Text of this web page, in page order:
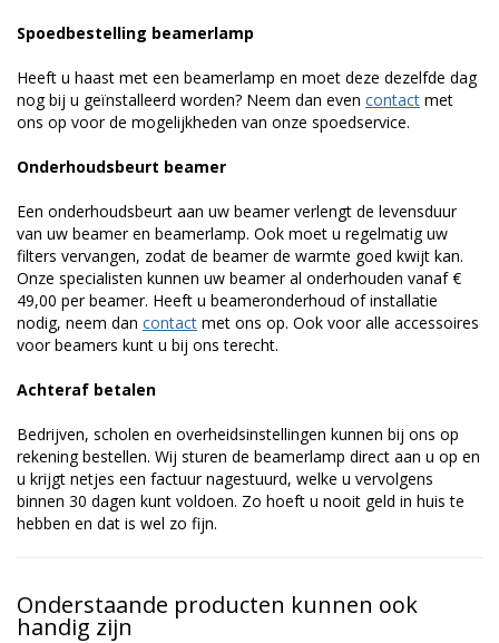
Spoedbestelling beamerlamp
Heeft u haast met een beamerlamp en moet deze dezelfde dag
nog bij u geïnstalleerd worden? Neem dan even contact met
ons op voor de mogelijkheden van onze spoedservice.
Onderhoudsbeurt beamer
Een onderhoudsbeurt aan uw beamer verlengt de levensduur
van uw beamer en beamerlamp. Ook moet u regelmatig uw
filters vervangen, zodat de beamer de warmte goed kwijt kan.
Onze specialisten kunnen uw beamer al onderhouden vanaf €
49,00 per beamer. Heeft u beameronderhoud of installatie
nodig, neem dan contact met ons op. Ook voor alle accessoires
voor beamers kunt u bij ons terecht.
Achteraf betalen
Bedrijven, scholen en overheidsinstellingen kunnen bij ons op
rekening bestellen. Wij sturen de beamerlamp direct aan u op en
u krijgt netjes een factuur nagestuurd, welke u vervolgens
binnen 30 dagen kunt voldoen. Zo hoeft u nooit geld in huis te
hebben en dat is wel zo fijn.
Onderstaande producten kunnen ook
handig zijn